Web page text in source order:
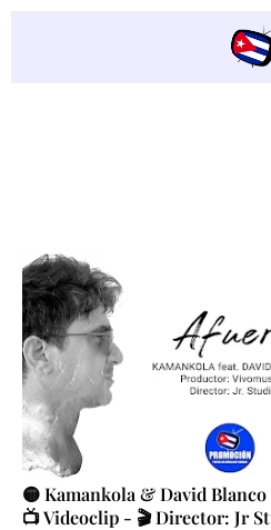
🟡 Kamankola & David Blanco
📺 Videoclip - 🎬 Director: Jr